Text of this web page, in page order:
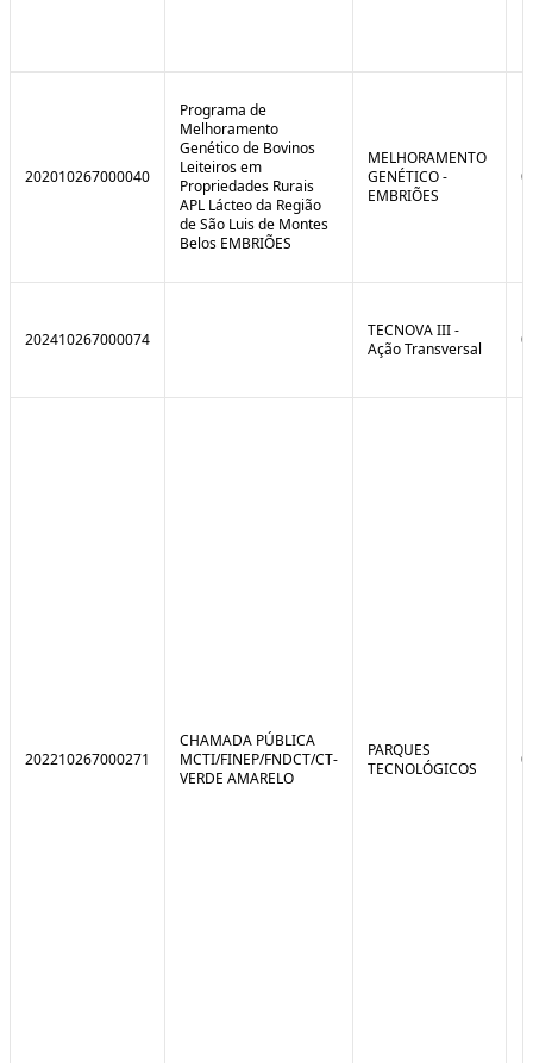
202010267000040
Programa de
Melhoramento
Genético de Bovinos
Leiteiros em
Propriedades Rurais
APL Lácteo da Região
de São Luis de Montes
Belos EMBRIÕES
MELHORAMENTO
GENÉTICO -
EMBRIÕES
202410267000074
TECNOVA III -
Ação Transversal
202210267000271
CHAMADA PÚBLICA
MCTI/FINEP/FNDCT/CT-
VERDE AMARELO
PARQUES
TECNOLÓGICOS